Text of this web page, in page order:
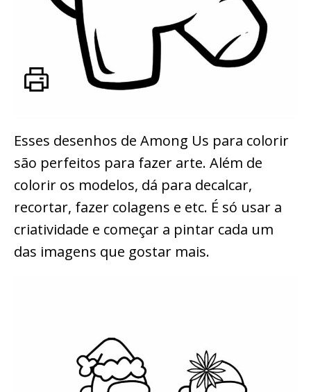
Esses desenhos de Among Us para colorir
são perfeitos para fazer arte. Além de
colorir os modelos, dá para decalcar,
recortar, fazer colagens e etc. É só usar a
criatividade e começar a pintar cada um
das imagens que gostar mais.